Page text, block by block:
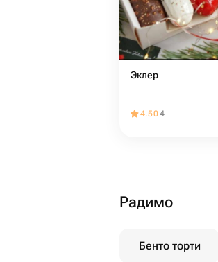
Эклер
4.504
Радимо
Бенто торти